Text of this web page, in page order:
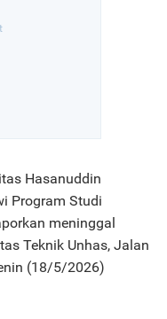
Hasanuddin
Program Studi
meninggal
Teknik Unhas, Jalan
(18/5/2026)